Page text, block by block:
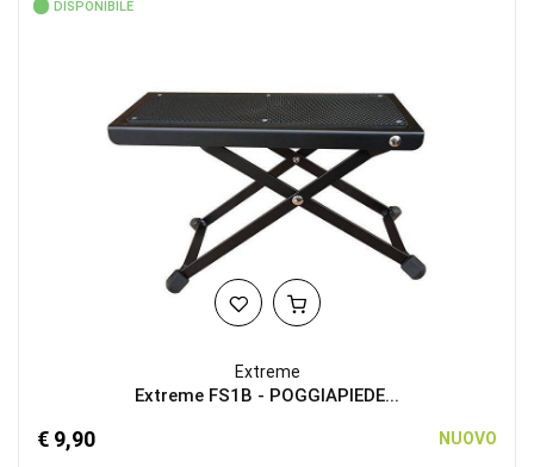
DISPONIBILE
Extreme
Extreme FS1B - POGGIAPIEDE...
€ 9,90 NUOVO